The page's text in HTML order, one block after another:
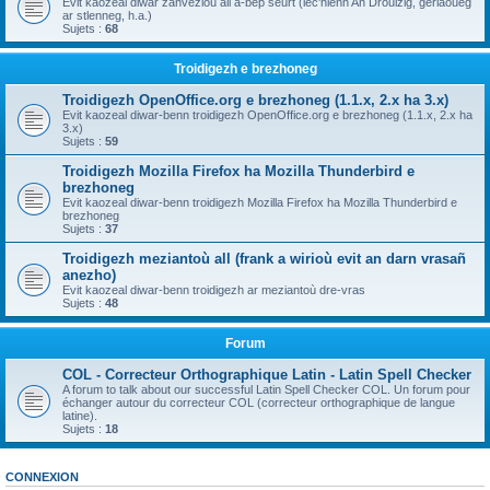
ar stlenneg, h.a.)
Sujets : 68
Troidigezh e brezhoneg
Troidigezh OpenOffice.org e brezhoneg (1.1.x, 2.x ha 3.x)
Evit kaozeal diwar-benn troidigezh OpenOffice.org e brezhoneg (1.1.x, 2.x ha
3.x)
Sujets : 59
Troidigezh Mozilla Firefox ha Mozilla Thunderbird e
brezhoneg
Evit kaozeal diwar-benn troidigezh Mozilla Firefox ha Mozilla Thunderbird e
brezhoneg
Sujets : 37
Troidigezh meziantoù all (frank a wirioù evit an darn vrasañ
anezho)
Evit kaozeal diwar-benn troidigezh ar meziantoù dre-vras
Sujets : 48
Forum
COL - Correcteur Orthographique Latin - Latin Spell Checker
A forum to talk about our successful Latin Spell Checker COL. Un forum pour
échanger autour du correcteur COL (correcteur orthographique de langue
latine).
Sujets : 18
CONNEXION